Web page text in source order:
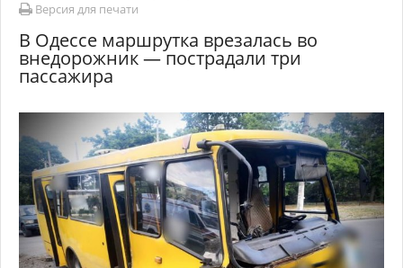
Версия для печати
В Одессе маршрутка врезалась во
внедорожник — пострадали три
пассажира